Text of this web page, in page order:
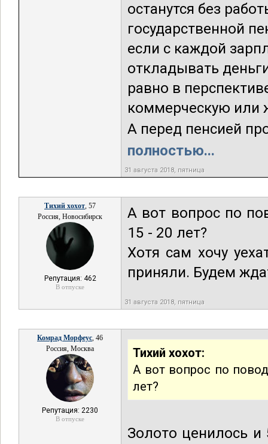
останутся без
государственной
если с каждой
откладывать
равно в
коммерческую или
А перед пенсией
полностью...
31 августа 2018, пятница
Тихий хохот, 57
Россия, Новосибирск
Репутация: 462
В отпуске
А вот вопрос по
15 - 20 лет?
Хотя сам хочу
приняли. Будем
31 августа 2018, пятница
Комрад Морфеус, 46
Россия, Москва
Репутация: 2230
В отпуске
Тихий хохот:
А вот вопрос по
лет?
Золото ценилось